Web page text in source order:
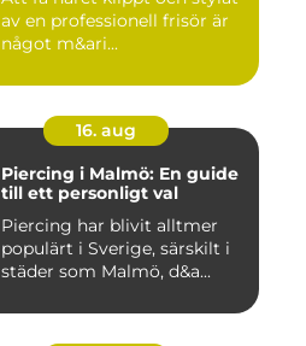
av en professionell frisör är
något m&ari...
16. aug
Piercing i Malmö: En guide
till ett personligt val
Piercing har blivit alltmer
populärt i Sverige, särskilt i
städer som Malmö, d&a...